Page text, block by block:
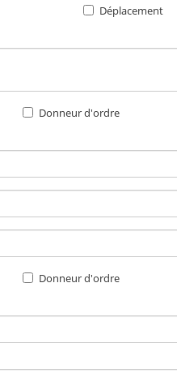
Déplacement
Donneur d'ordre
Donneur d'ordre